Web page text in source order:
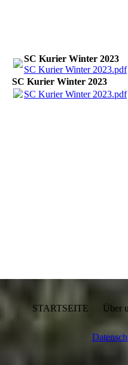
SC Kurier Winter 2023
SC Kurier Winter 2023.pdf
SC Kurier Winter 2023
SC Kurier Winter 2023.pdf
STARTSEITE Über